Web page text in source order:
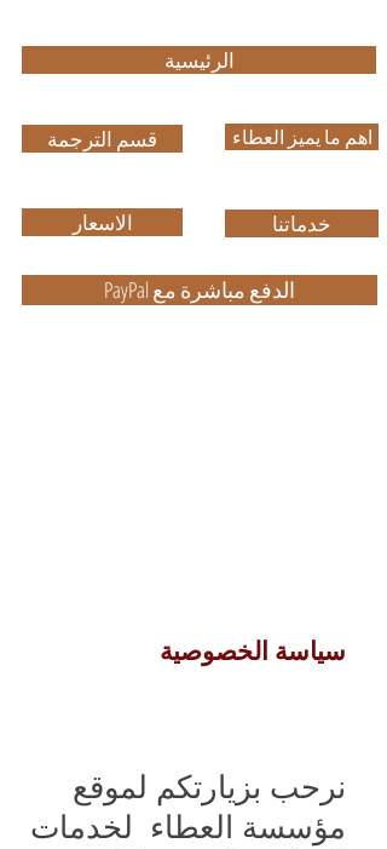
الرئيسية
قسم الترجمة اهم ما يميز العطاء
الاسعار خدماتنا
PayPal الدفع مباشرة مع
سياسة الخصوصية
نرحب بزيارتكم لموقع
مؤسسة العطاء لخدمات